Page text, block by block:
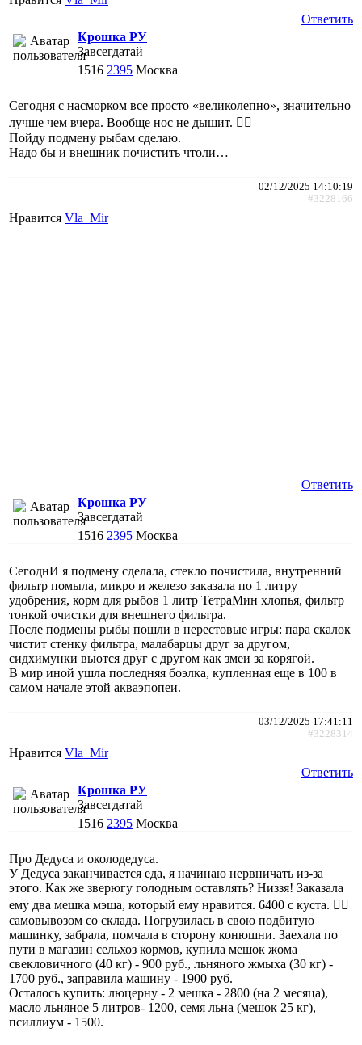
Ответить
Крошка РУ
Завсегдатай
1516 2395 Москва
Сегодня с насморком все просто «великолепно», значительно
лучше чем вчера. Вообще нос не дышит. 🤦‍♀️
Пойду подмену рыбам сделаю.
Надо бы и внешник почистить чтоли…
02/12/2025 14:10:19
#3228166
Нравится Vla_Mir
Ответить
Крошка РУ
Завсегдатай
1516 2395 Москва
СегоднИ я подмену сделала, стекло почистила, внутренний
фильтр помыла, микро и железо заказала по 1 литру
удобрения, корм для рыбов 1 литр ТетраМин хлопья, фильтр
тонкой очистки для внешнего фильтра.
После подмены рыбы пошли в нерестовые игры: пара скалок
чистит стенку фильтра, малабарцы друг за другом,
сидхимунки вьются друг с другом как змеи за корягой.
В мир иной ушла последняя боэлка, купленная еще в 100 в
самом начале этой акваэпопеи.
03/12/2025 17:41:11
#3228314
Нравится Vla_Mir
Ответить
Крошка РУ
Завсегдатай
1516 2395 Москва
Про Дедуса и околодедуса.
У Дедуса заканчивается еда, я начинаю нервничать из-за
этого. Как же зверюгу голодным оставлять? Низзя! Заказала
ему два мешка мэша, который ему нравится. 6400 с куста. 🤦‍♀️
самовывозом со склада. Погрузилась в свою подбитую
машинку, забрала, помчала в сторону конюшни. Заехала по
пути в магазин сельхоз кормов, купила мешок жома
свекловичного (40 кг) - 900 руб., льняного жмыха (30 кг) -
1700 руб., заправила машину - 1900 руб.
Осталось купить: люцерну - 2 мешка - 2800 (на 2 месяца),
масло льняное 5 литров- 1200, семя льна (мешок 25 кг),
псиллиум - 1500.